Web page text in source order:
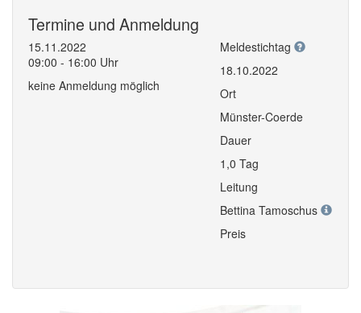
Termine und Anmeldung
15.11.2022
09:00 - 16:00 Uhr
keine Anmeldung möglich
Meldestichtag
18.10.2022
Ort
Münster-Coerde
Dauer
1,0 Tag
Leitung
Bettina Tamoschus
Preis